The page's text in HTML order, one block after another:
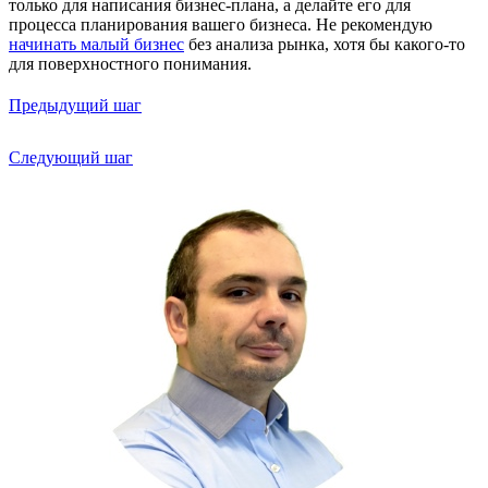
только для написания бизнес-плана, а делайте его для
процесса планирования вашего бизнеса. Не рекомендую
начинать малый бизнес без анализа рынка, хотя бы какого-то
для поверхностного понимания.
Предыдущий шаг
Следующий шаг